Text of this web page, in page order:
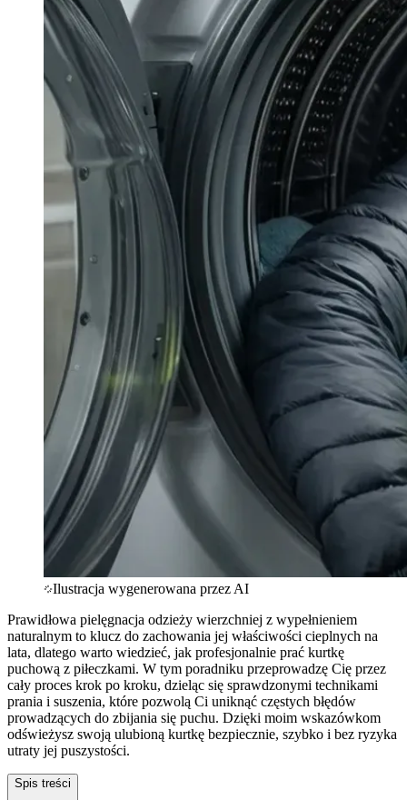
Ilustracja wygenerowana przez AI
Prawidłowa pielęgnacja odzieży wierzchniej z wypełnieniem
naturalnym to klucz do zachowania jej właściwości cieplnych na
lata, dlatego warto wiedzieć, jak profesjonalnie prać kurtkę
puchową z piłeczkami. W tym poradniku przeprowadzę Cię przez
cały proces krok po kroku, dzieląc się sprawdzonymi technikami
prania i suszenia, które pozwolą Ci uniknąć częstych błędów
prowadzących do zbijania się puchu. Dzięki moim wskazówkom
odświeżysz swoją ulubioną kurtkę bezpiecznie, szybko i bez ryzyka
utraty jej puszystości.
Spis treści